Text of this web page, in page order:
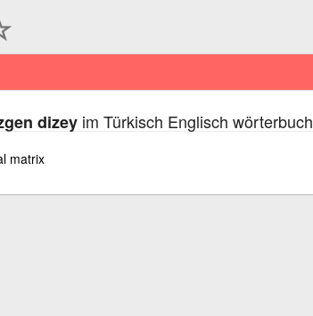
dizeyim Türkisch Englisch wörterbuch
matrix